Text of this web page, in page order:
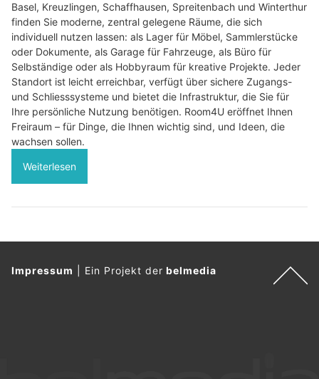
Basel, Kreuzlingen, Schaffhausen, Spreitenbach und Winterthur
finden Sie moderne, zentral gelegene Räume, die sich
individuell nutzen lassen: als Lager für Möbel, Sammlerstücke
oder Dokumente, als Garage für Fahrzeuge, als Büro für
Selbständige oder als Hobbyraum für kreative Projekte. Jeder
Standort ist leicht erreichbar, verfügt über sichere Zugangs-
und Schliesssysteme und bietet die Infrastruktur, die Sie für
Ihre persönliche Nutzung benötigen. Room4U eröffnet Ihnen
Freiraum – für Dinge, die Ihnen wichtig sind, und Ideen, die
wachsen sollen.
Weiterlesen
Impressum Ein Projekt derbelmedia